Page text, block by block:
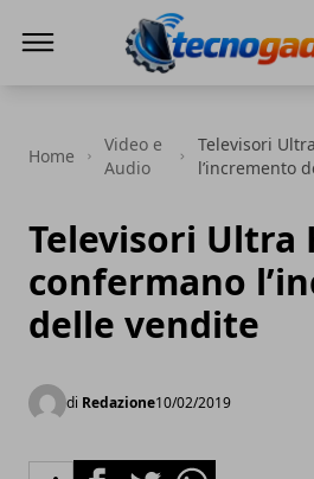
Home
Video e
Audio
Televisori
l’incremento
Televisori Ultra
confermano
delle vendite
di Redazione10/02/2019
FacebookTwitterWhatsapp